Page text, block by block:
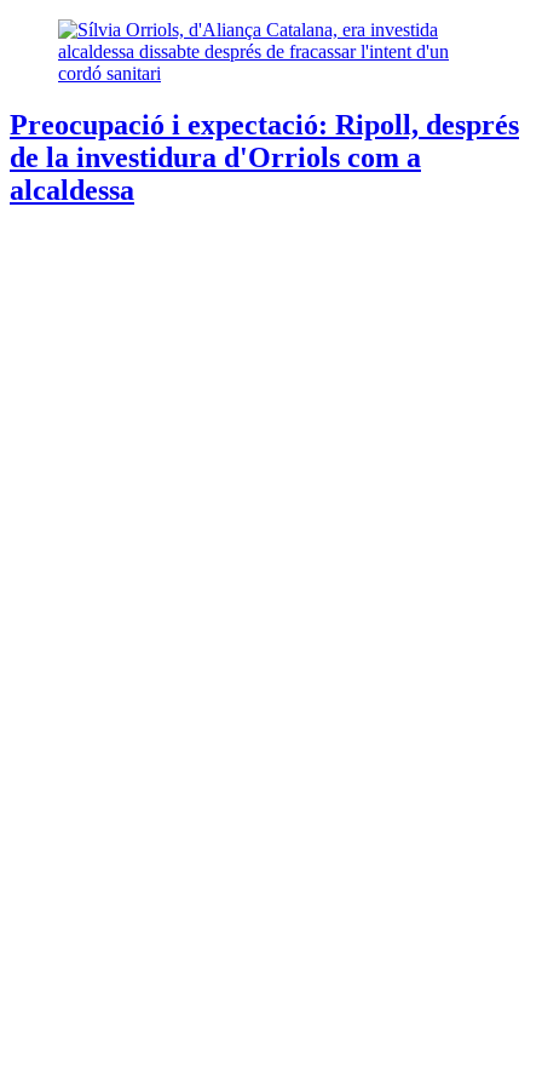
Preocupació i expectació: Ripoll, després
de la investidura d'Orriols com a
alcaldessa